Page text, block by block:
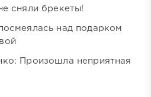
сняли брекеты!
над подарком
Произошла неприятная